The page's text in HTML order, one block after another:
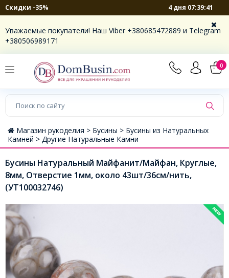
Скидки -35% 4 дня 07:39:41
Уважаемые покупатели! Наш Viber +380685472889 и Telegram
+380506989171
0
Магазин рукоделия > Бусины > Бусины из Натуральных
Камней > Другие Натуральные Камни
Бусины Натуральный Майфанит/Майфан, Круглые,
8мм, Отверстие 1мм, около 43шт/36см/нить,
(УТ100032746)